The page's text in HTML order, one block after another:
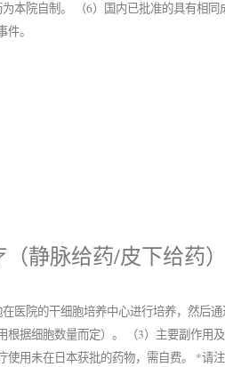
为本院自制。 （6）国内已批准的具有相
。
静脉给药/皮下给药）
在医院的干细胞培养中心进行培养，然
根据细胞数量而定）。 （3）主要副作
使用未在日本获批的药物，需自费。 *请